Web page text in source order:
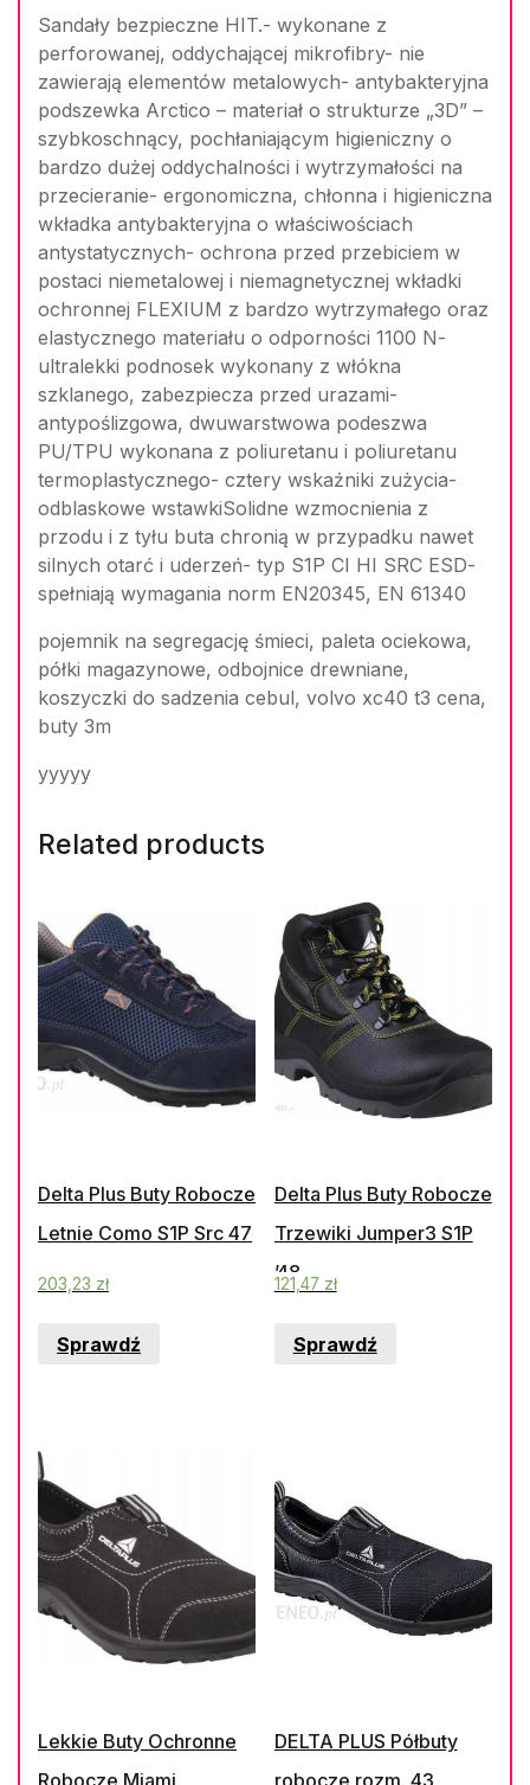
Sandały bezpieczne HIT.- wykonane z
perforowanej, oddychającej mikrofibry- nie
zawierają elementów metalowych- antybakteryjna
podszewka Arctico – materiał o strukturze „3D” –
szybkoschnący, pochłaniającym higieniczny o
bardzo dużej oddychalności i wytrzymałości na
przecieranie- ergonomiczna, chłonna i higieniczna
wkładka antybakteryjna o właściwościach
antystatycznych- ochrona przed przebiciem w
postaci niemetalowej i niemagnetycznej wkładki
ochronnej FLEXIUM z bardzo wytrzymałego oraz
elastycznego materiału o odporności 1100 N-
ultralekki podnosek wykonany z włókna
szklanego, zabezpiecza przed urazami-
antypoślizgowa, dwuwarstwowa podeszwa
PU/TPU wykonana z poliuretanu i poliuretanu
termoplastycznego- cztery wskaźniki zużycia-
odblaskowe wstawkiSolidne wzmocnienia z
przodu i z tyłu buta chronią w przypadku nawet
silnych otarć i uderzeń- typ S1P CI HI SRC ESD-
spełniają wymagania norm EN20345, EN 61340
pojemnik na segregację śmieci, paleta ociekowa,
półki magazynowe, odbojnice drewniane,
koszyczki do sadzenia cebul, volvo xc40 t3 cena,
buty 3m
yyyyy
Related products
Delta Plus Buty Robocze
Letnie Como S1P Src 47
203,23 zł
Sprawdź
Delta Plus Buty Robocze
Trzewiki Jumper3 S1P
’48
121,47 zł
Sprawdź
Lekkie Buty Ochronne
DELTA PLUS Półbuty